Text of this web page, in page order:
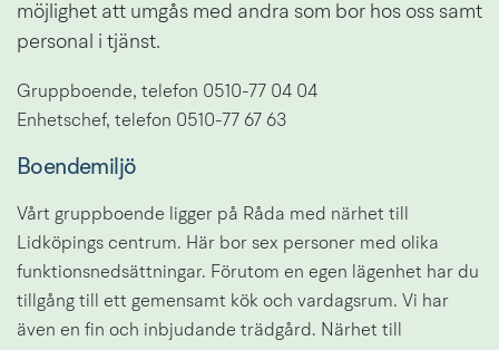
möjlighet att umgås med andra som bor hos oss samt
personal i tjänst.
Gruppboende, telefon 0510-77 04 04
Enhetschef, telefon 0510-77 67 63
Boendemiljö
Vårt gruppboende ligger på Råda med närhet till
Lidköpings centrum. Här bor sex personer med olika
funktionsnedsättningar. Förutom en egen lägenhet har du
tillgång till ett gemensamt kök och vardagsrum. Vi har
även en fin och inbjudande trädgård. Närhet till